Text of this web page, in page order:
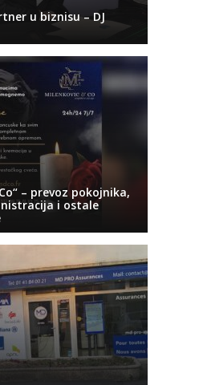
u biznisu – DJ
– prevoz pokojnika,
i ostale